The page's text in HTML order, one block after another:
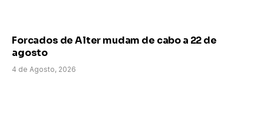
Forcados de Alter mudam de cabo a 22 de
agosto
4 de Agosto, 2026